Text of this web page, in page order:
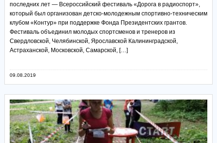
последних лет — Всероссийский фестиваль «Дорога в радиоспорт»,
который был организован детско-молодежным спортивно-техническим
клубом «Контур» при поддержке Фонда Президентских грантов.
Фестиваль объединил молодых спортсменов и тренеров из
Свердловской, Челябинской, Ярославской Калининградской,
Астраханской, Московской, Самарской, […]
09.08.2019